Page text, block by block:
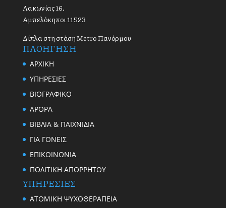
Λακωνίας 16,
Αμπελόκηποι 11523
Δίπλα στη στάση Metro Πανόρμου
ΠΛΟΗΓΗΣΗ
ΑΡΧΙΚΗ
ΥΠΗΡΕΣΙΕΣ
ΒΙΟΓΡΑΦΙΚΟ
ΑΡΘΡΑ
ΒΙΒΛΙΑ & ΠΑΙΧΝΙΔΙΑ
ΓΙΑ ΓΟΝΕΙΣ
ΕΠΙΚΟΙΝΩΝΙΑ
ΠΟΛΙΤΙΚΗ ΑΠΟΡΡΗΤΟΥ
ΥΠΗΡΕΣΙΕΣ
ΑΤΟΜΙΚΗ ΨΥΧΟΘΕΡΑΠΕΙΑ